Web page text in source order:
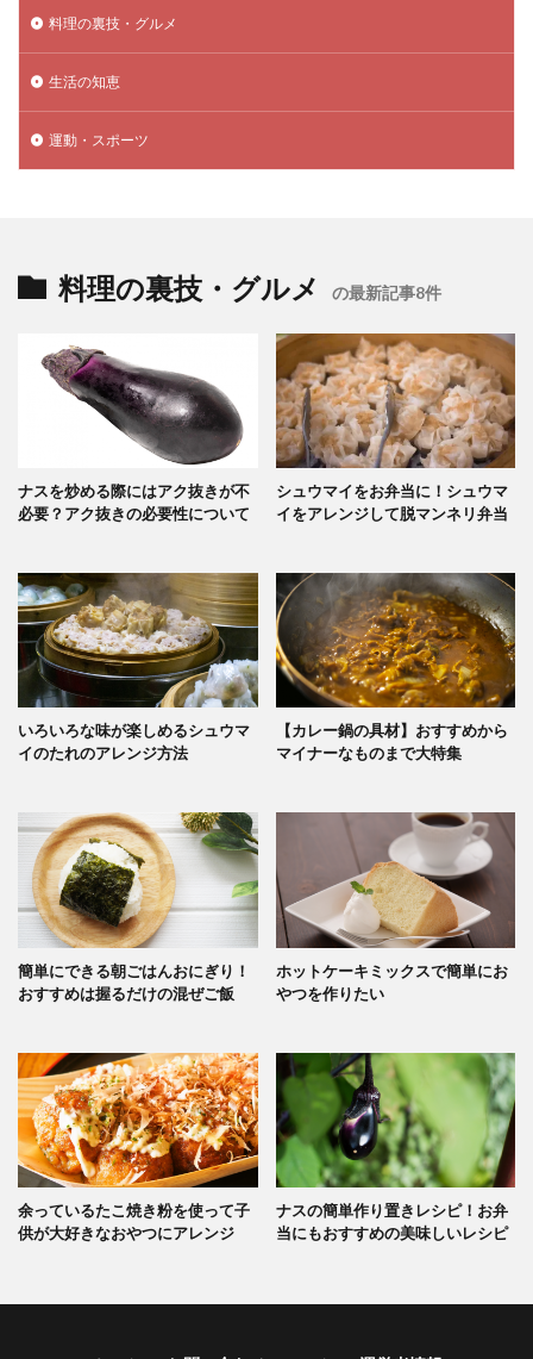
料理の裏技・グルメ
生活の知恵
運動・スポーツ
料理の裏技・グルメ の最新記事8件
ナスを炒める際にはアク抜きが不
必要？アク抜きの必要性について
シュウマイをお弁当に！シュウマ
イをアレンジして脱マンネリ弁当
いろいろな味が楽しめるシュウマ
イのたれのアレンジ方法
【カレー鍋の具材】おすすめから
マイナーなものまで大特集
簡単にできる朝ごはんおにぎり！
おすすめは握るだけの混ぜご飯
ホットケーキミックスで簡単にお
やつを作りたい
余っているたこ焼き粉を使って子
供が大好きなおやつにアレンジ
ナスの簡単作り置きレシピ！お弁
当にもおすすめの美味しいレシピ